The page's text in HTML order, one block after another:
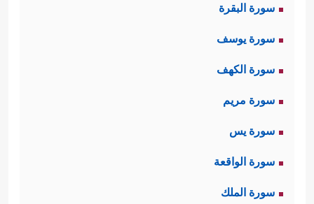
سورة البقرة
سورة يوسف
سورة الكهف
سورة مريم
سورة يس
سورة الواقعة
سورة الملك